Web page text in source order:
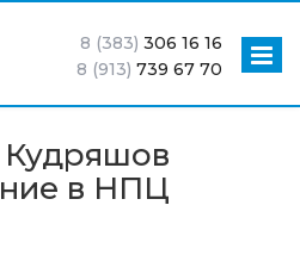
8 (383) 306 16 16
8 (913) 739 67 70
Кудряшов
в НПЦ